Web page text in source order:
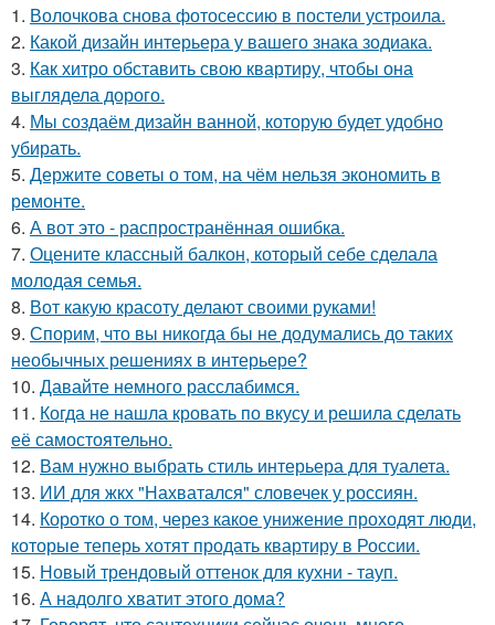
1. Волочкова снова фотосессию в постели устроила.
2. Какой дизайн интерьера у вашего знака зодиака.
3. Как хитро обставить свою квартиру, чтобы она
выглядела дорого.
4. Мы создаём дизайн ванной, которую будет удобно
убирать.
5. Держите советы о том, на чём нельзя экономить в
ремонте.
6. А вот это - распространённая ошибка.
7. Оцените классный балкон, который себе сделала
молодая семья.
8. Вот какую красоту делают своими руками!
9. Спорим, что вы никогда бы не додумались до таких
необычных решениях в интерьере?
10. Давайте немного расслабимся.
11. Когда не нашла кровать по вкусу и решила сделать
её самостоятельно.
12. Вам нужно выбрать стиль интерьера для туалета.
13. ИИ для жкх "Нахватался" словечек у россиян.
14. Коротко о том, через какое унижение проходят люди,
которые теперь хотят продать квартиру в России.
15. Новый трендовый оттенок для кухни - тауп.
16. А надолго хватит этого дома?